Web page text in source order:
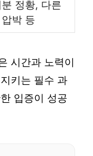
정황, 다른
박 등
시간과 노력이
키는 필수 과
입증이 성공